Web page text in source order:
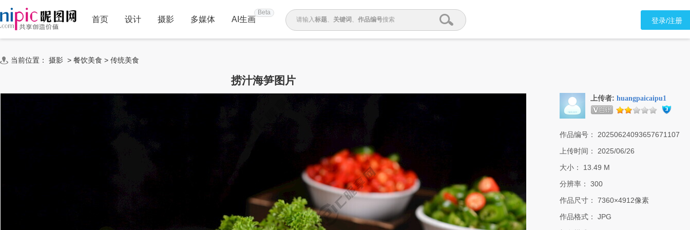
首页 设计 摄影 多媒体 AI生画
Beta
请输入标题、 关键词 、 作品编号搜索 登录/注册
当前位置： 摄影 > 餐饮美食 > 传统美食
捞汁海笋图片
上传者: huangpaicaipu1
作品编号：
20250624093657671107
上传时间：
2025/06/26
大小：
13.49 M
分辨率：
300
作品尺寸：
7360×4912像素
作品格式：
JPG